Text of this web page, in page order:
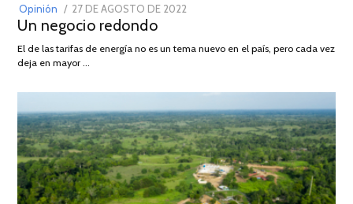
Opinión
POSTED
ON
27 DE AGOSTO DE 2022
DE
Un negocio redondo
El de las tarifas de energía no es un tema nuevo en el país, pero cada vez
deja en mayor …